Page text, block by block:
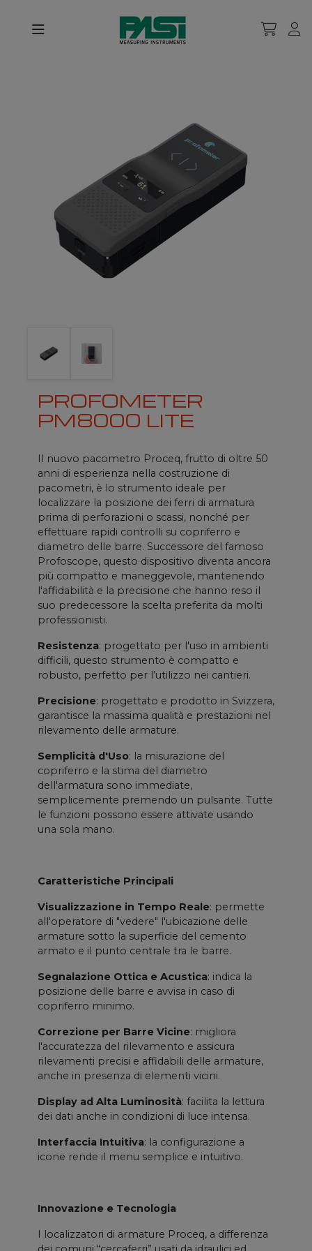
PROFOMETER
PM8000 LITE
Il nuovo pacometro Proceq, frutto di oltre 50
anni di esperienza nella costruzione di
pacometri, è lo strumento ideale per
localizzare la posizione dei ferri di armatura
prima di perforazioni o scassi, nonché per
effettuare rapidi controlli su copriferro e
diametro delle barre. Successore del famoso
Profoscope, questo dispositivo diventa ancora
più compatto e maneggevole, mantenendo
l'affidabilità e la precisione che hanno reso il
suo predecessore la scelta preferita da molti
professionisti.
Resistenza: progettato per l'uso in ambienti
difficili, questo strumento è compatto e
robusto, perfetto per l’utilizzo nei cantieri.
Precisione: progettato e prodotto in Svizzera,
garantisce la massima qualità e prestazioni nel
rilevamento delle armature.
Semplicità d'Uso: la misurazione del
copriferro e la stima del diametro
dell'armatura sono immediate,
semplicemente premendo un pulsante. Tutte
le funzioni possono essere attivate usando
una sola mano.
Caratteristiche Principali
Visualizzazione in Tempo Reale: permette
all'operatore di "vedere" l'ubicazione delle
armature sotto la superficie del cemento
armato e il punto centrale tra le barre.
Segnalazione Ottica e Acustica: indica la
posizione delle barre e avvisa in caso di
copriferro minimo.
Correzione per Barre Vicine: migliora
l'accuratezza del rilevamento e assicura
rilevamenti precisi e affidabili delle armature,
anche in presenza di elementi vicini.
Display ad Alta Luminosità: facilita la lettura
dei dati anche in condizioni di luce intensa.
Interfaccia Intuitiva: la configurazione a
icone rende il menu semplice e intuitivo.
Innovazione e Tecnologia
I localizzatori di armature Proceq, a differenza